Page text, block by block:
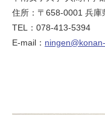
住所：〒658-0001 兵
TEL：078-413-5394
E-mail：